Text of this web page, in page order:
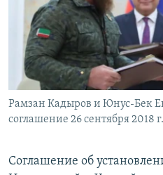
СОЦИАЛЬНЫЕ СЕТИ
Все сайты РСЕ/РС
Рамзан Кадыров и Юнус-Бек
соглашение 26 сентября 2018 г.
Соглашение об